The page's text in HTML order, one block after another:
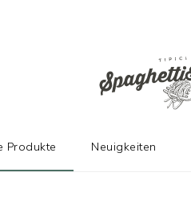
HERSTELLERN
Produkte Neuigkeiten